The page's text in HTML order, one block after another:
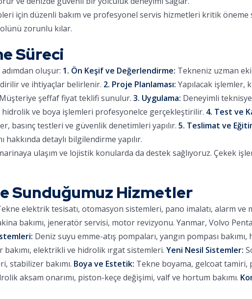
için düzenli bakım ve profesyonel servis hizmetleri kritik öneme
zorunlu kılar.
Süreci
oluşur: 1. Ön Keşif ve Değerlendirme: Tekneniz uzman
ve ihtiyaçlar belirlenir. 2. Proje Planlaması: Yapılacak işlemler,
Müşteriye şeffaf fiyat teklifi sunulur. 3. Uygulama: Deneyimli
hidrolik ve boya işlemleri profesyonelce gerçekleştirilir. 4. Test ve
basınç testleri ve güvenlik denetimleri yapılır. 5. Teslimat ve
detaylı bilgilendirme yapılır.
ulaşım ve lojistik konularda da destek sağlıyoruz. Çekek
Sunduğumuz Hizmetler
elektrik tesisatı, otomasyon sistemleri, pano imalatı, alarm
bakımı, jeneratör servisi, motor revizyonu. Yanmar, Volvo
Deniz suyu emme-atış pompaları, yangın pompası
elektrikli ve hidrolik ırgat sistemleri. Yeni Nesil Sistemler:
stabilizer bakımı. Boya ve Estetik: Tekne boyama, gelcoat
aksam onarımı, piston-keçe değişimi, valf ve hortum bakımı.